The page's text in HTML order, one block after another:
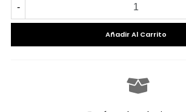
-
Añadir Al Carrito